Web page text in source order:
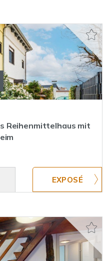
Reihenmittelhaus mit